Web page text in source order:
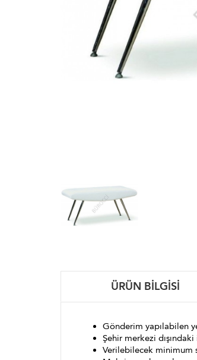
ÜRÜN BILGISI
Gönderim yapılabilen
Şehir merkezi
Verilebilecek minimum